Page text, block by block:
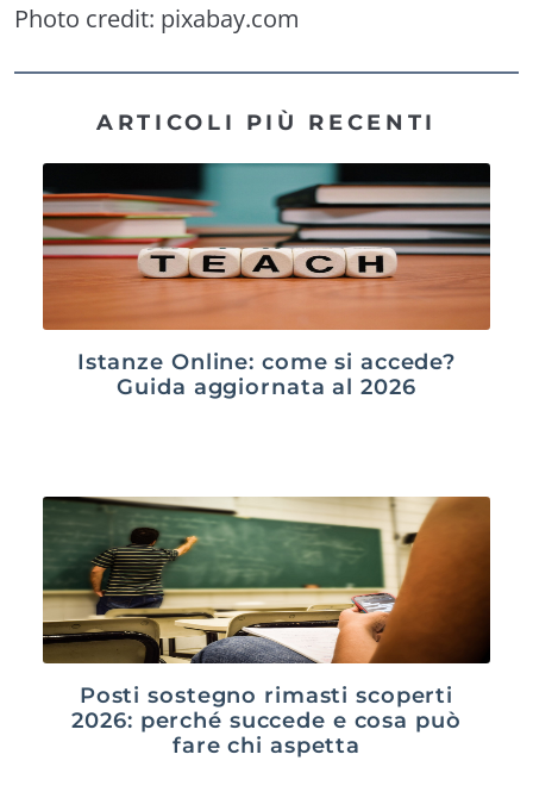
Photo credit: pixabay.com
ARTICOLI PIÙ RECENTI
Istanze Online: come si accede?
Guida aggiornata al 2026
Posti sostegno rimasti scoperti
2026: perché succede e cosa può
fare chi aspetta